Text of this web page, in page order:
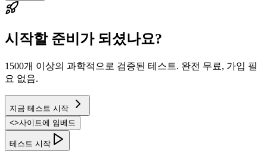
시작할 준비가 되셨나요?
1500개 이상의 과학적으로 검증된 테스트. 완전 무료, 가입 필
요 없음.
지금 테스트 시작
<>사이트에 임베드
테스트 시작